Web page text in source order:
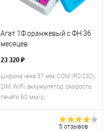
Агат 1Ф оранжевый с ФН 36
месяцев
23 320 ₽
ширина чека 57 мм; COM (RS-232);
SIM; WiFi; аккумулятор; скорость
печати 60 мм/с;
5 отзывов